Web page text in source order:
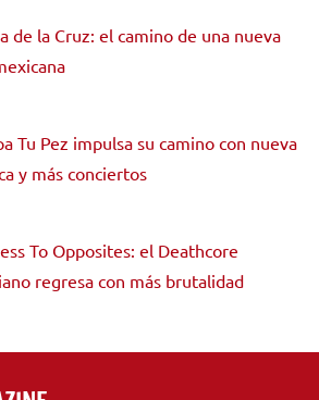
de la Cruz: el camino de una nueva
Tu Pez impulsa su camino con nueva
y más conciertos
To Opposites: el Deathcore
regresa con más brutalidad